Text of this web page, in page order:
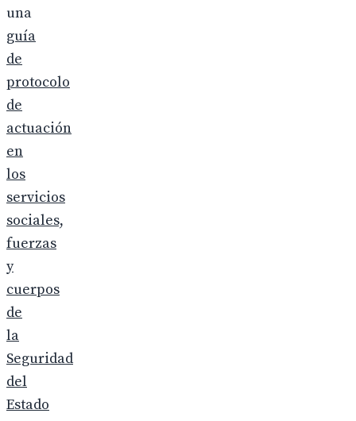
una
guía
de
protocolo
de
actuación
en
los
servicios
sociales,
fuerzas
y
cuerpos
de
la
Seguridad
del
Estado